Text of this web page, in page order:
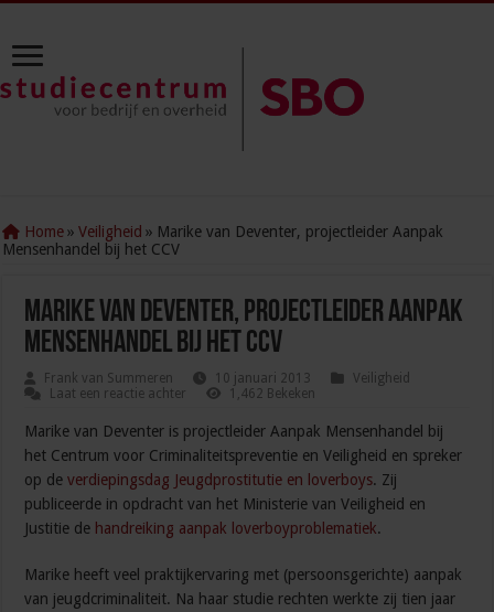
Home » Veiligheid » Marike van Deventer, projectleider Aanpak
Mensenhandel bij het CCV
Marike van Deventer, projectleider Aanpak
Mensenhandel bij het CCV
Frank van Summeren 10 januari 2013
Veiligheid
Laat een reactie achter
1,462 Bekeken
Marike van Deventer is projectleider Aanpak Mensenhandel bij
het Centrum voor Criminaliteitspreventie en Veiligheid en spreker
op deverdiepingsdag Jeugdprostitutie en loverboys. Zij
publiceerde in opdracht van het Ministerie van Veiligheid en
Justitie de handreiking aanpak loverboyproblematiek.
Marike heeft veel praktijkervaring met (persoonsgerichte) aanpak
van jeugdcriminaliteit. Na haar studie rechten werkte zij tien jaar